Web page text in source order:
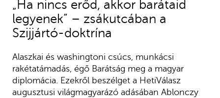
„Ha nincs erőd, akkor barátaid
legyenek” – zsákutcában a
Szijjártó-doktrína
Alaszkai és washingtoni csúcs, munkácsi
rakétatámadás, égő Barátság meg a magyar
diplomácia. Ezekről beszélget a HetiVálasz
augusztusi világmagyarázó adásában Ablonczy